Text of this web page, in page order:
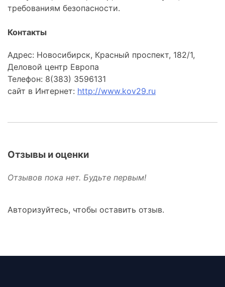
требованиям безопасности.
Контакты
Адрес: Новосибирск, Красный проспект, 182/1,
Деловой центр Европа
Телефон: 8(383) 3596131
сайт в Интернет: http://www.kov29.ru
Отзывы и оценки
Отзывов пока нет. Будьте первым!
Авторизуйтесь, чтобы оставить отзыв.